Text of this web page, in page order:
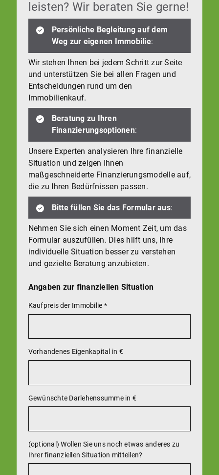
leisten? Wir beraten Sie gerne!
Persönliche Begleitung auf dem
Weg zur eigenen Immobilie:
Wir stehen Ihnen bei jedem Schritt zur Seite
und unterstützen Sie bei allen Fragen und
Entscheidungen rund um den
Immobilienkauf.
Beratung zu Ihren
Finanzierungsoptionen:
Unsere Experten analysieren Ihre finanzielle
Situation und zeigen Ihnen
maßgeschneiderte Finanzierungsmodelle auf,
die zu Ihren Bedürfnissen passen.
Bitte füllen Sie das Formular aus:
Nehmen Sie sich einen Moment Zeit, um das
Formular auszufüllen. Dies hilft uns, Ihre
individuelle Situation besser zu verstehen
und gezielte Beratung anzubieten.
Angaben zur finanziellen Situation
Kaufpreis der Immobilie *
Vorhandenes Eigenkapital in €
Gewünschte Darlehenssumme in €
(optional) Wollen Sie uns noch etwas anderes zu
Ihrer finanziellen Situation mitteilen?